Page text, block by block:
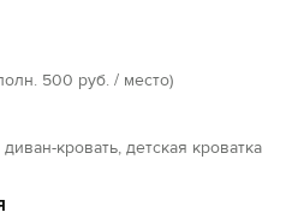
500 руб. / место)
кровать, детская кроватка